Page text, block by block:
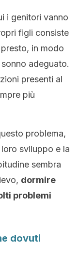
i genitori vanno
figli consiste
in modo
adeguato.
presenti al
più
problema,
sviluppo e la
sembra
dormire
problemi
dovuti